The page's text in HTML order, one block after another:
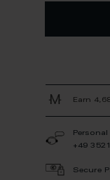
Earn
+49
Secure